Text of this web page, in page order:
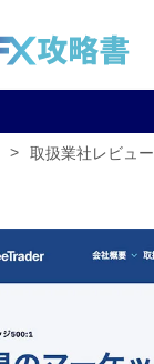
> 取扱業社レビュー